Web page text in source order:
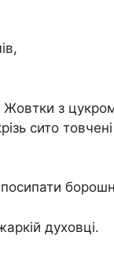
Жовтки з
сито
духовці.